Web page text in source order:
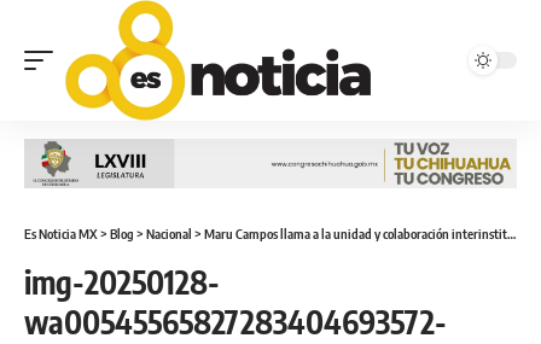
Es Noticia MX> Blog > Nacional > Maru Campos llama a la unidad y colaboración interinstitucional para enfrentar los retos en materia de seguridad
img-20250128-
wa00545565827283404693572-